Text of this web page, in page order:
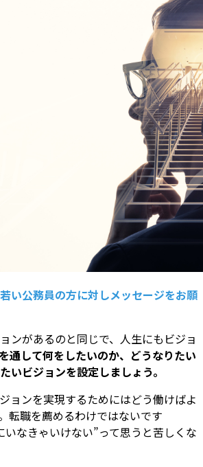
い公務員の方に対しメッセージをお願
ンがあるのと同じで、人生にもビジョ
通して何をしたいのか、どうなりたい
いビジョンを設定しましょう。
ョンを実現するためにはどう働けばよ
転職を薦めるわけではないです
なきゃいけない”って思うと苦しくな